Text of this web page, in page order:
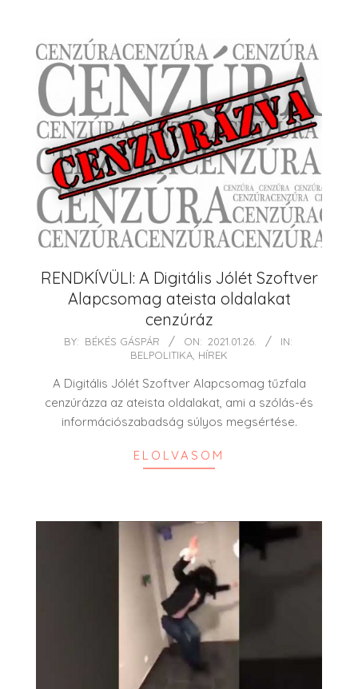
RENDKÍVÜLI: A Digitális Jólét Szoftver
Alapcsomag ateista oldalakat
cenzúráz
BY: BÉKÉS GÁSPÁR ON: 2021.01.26.
IN:
BELPOLITIKA HÍREK
A Digitális Jólét Szoftver Alapcsomag tűzfala
cenzúrázza az ateista oldalakat, ami a szólás-és
információszabadság súlyos megsértése.
ELOLVASOM